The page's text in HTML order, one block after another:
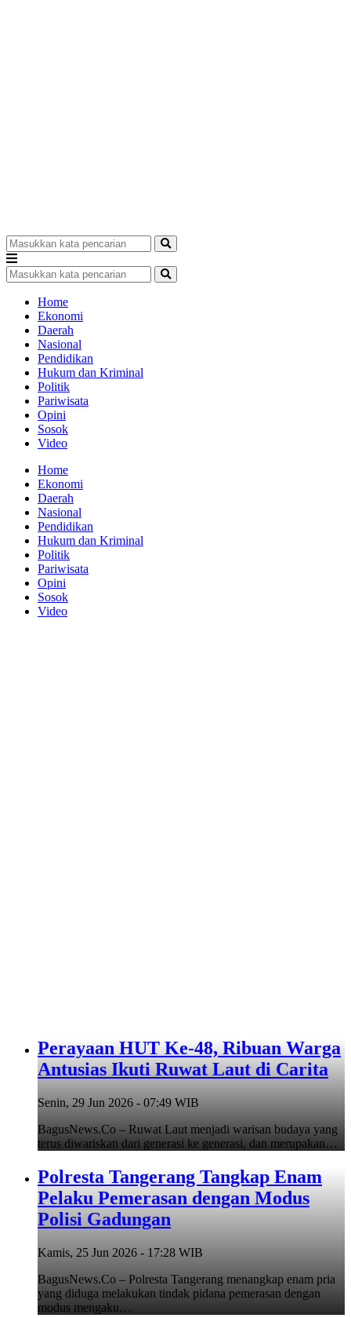
Home
Ekonomi
Daerah
Nasional
Pendidikan
Hukum dan Kriminal
Politik
Pariwisata
Opini
Sosok
Video
Home
Ekonomi
Daerah
Nasional
Pendidikan
Hukum dan Kriminal
Politik
Pariwisata
Opini
Sosok
Video
Perayaan HUT Ke-48, Ribuan Warga
Antusias Ikuti Ruwat Laut di Carita
Senin, 29 Jun 2026 - 07:49 WIB
BagusNews.Co – Ruwat Laut menjadi warisan budaya yang
terus diwariskan dari generasi ke generasi, dan merupakan…
Polresta Tangerang Tangkap Enam
Pelaku Pemerasan dengan Modus
Polisi Gadungan
Kamis, 25 Jun 2026 - 17:28 WIB
BagusNews.Co – Polresta Tangerang menangkap enam pria
yang diduga melakukan tindak pidana pemerasan dengan
modus mengaku…